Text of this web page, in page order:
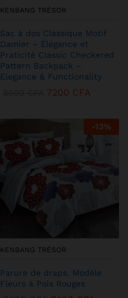
KENBANG TRÉSOR
Sac à dos Classique Motif
Damier – Élégance et
Praticité Classic Checkered
Pattern Backpack –
Elegance & Functionality
7200 CFA
-13%
KENBANG TRÉSOR
Parure de draps. Modèle
Fleurs à Pois Rouges